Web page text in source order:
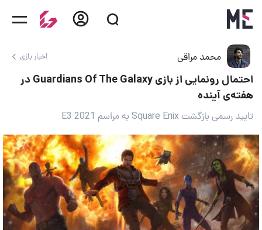
محمد مراقی اخبار بازی
احتمال رونمایی از بازی Guardians Of The Galaxy در
هفته‌ی آینده
تایید رسمی بازگشت Square Enix به مراسم E3 2021